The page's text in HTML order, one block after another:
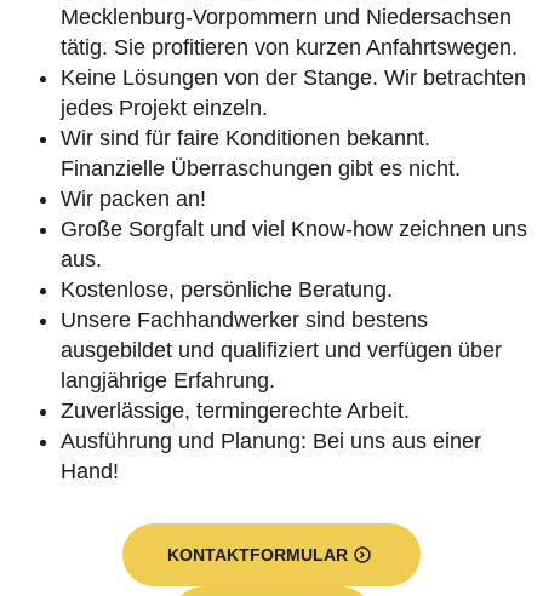
Mecklenburg-Vorpommern und Niedersachsen
tätig. Sie profitieren von kurzen Anfahrtswegen.
Keine Lösungen von der Stange. Wir betrachten
jedes Projekt einzeln.
Wir sind für faire Konditionen bekannt.
Finanzielle Überraschungen gibt es nicht.
Wir packen an!
Große Sorgfalt und viel Know-how zeichnen uns
aus.
Kostenlose, persönliche Beratung.
Unsere Fachhandwerker sind bestens
ausgebildet und qualifiziert und verfügen über
langjährige Erfahrung.
Zuverlässige, termingerechte Arbeit.
Ausführung und Planung: Bei uns aus einer
Hand!
KONTAKTFORMULAR